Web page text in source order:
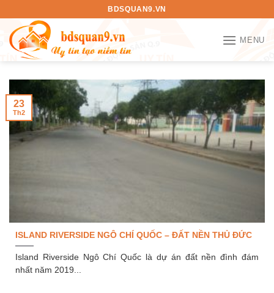
nội
dung
BDSQUAN9.VN
MENU
ISLAND RIVERSIDE NGÔ CHÍ QUỐC – ĐẤT NỀN THỦ ĐỨC
Island Riverside Ngô Chí Quốc là dự án đất nền đình đám
nhất năm 2019...
23
Th2